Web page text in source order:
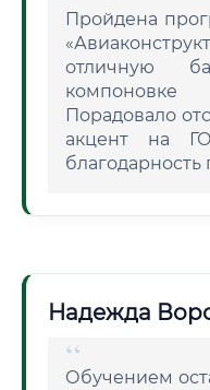
Пройдена
отличную
Порадовало
акцент на
Надежда
Обучением